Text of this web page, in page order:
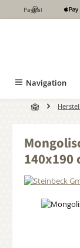
Zum Hauptinhalt
PayPal
Navigation
140x190
Bildergalerie